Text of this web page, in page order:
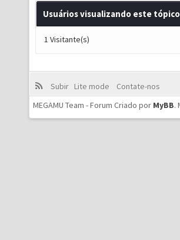
Usuários visualizando este
1 Visitante(s)
Subir Lite mode
Contate-nos
MEGAMU Team - Forum Criado por MyBB.